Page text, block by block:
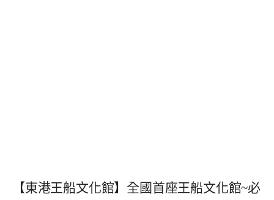
【東港王船文化館】全國首座王船文化館~必